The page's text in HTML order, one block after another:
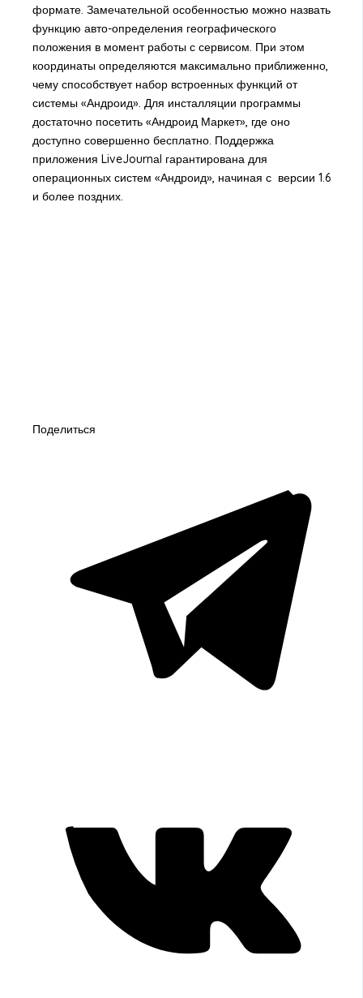
формате. Замечательной особенностью можно назвать
функцию авто-определения географического
положения в момент работы с сервисом. При этом
координаты определяются максимально приближенно,
чему способствует набор встроенных функций от
системы «Андроид». Для инсталляции программы
достаточно посетить «Андроид Маркет», где оно
доступно совершенно бесплатно. Поддержка
приложения LiveJournаl гарантирована для
операционных систем «Андроид», начиная с версии 1.6
и более поздних.
Поделиться